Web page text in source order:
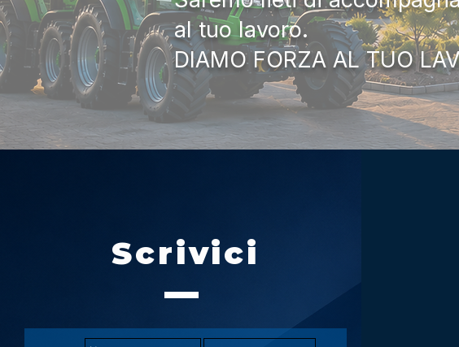
al tuo lavoro.
DIAMO FORZA AL TUO
Scrivici